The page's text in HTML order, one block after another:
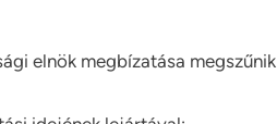
elnök megbízatása megszűnik